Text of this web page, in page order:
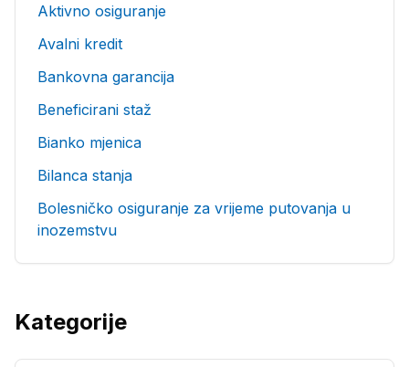
Aktivno osiguranje
Avalni kredit
Bankovna garancija
Beneficirani staž
Bianko mjenica
Bilanca stanja
Bolesničko osiguranje za vrijeme putovanja u
inozemstvu
Kategorije